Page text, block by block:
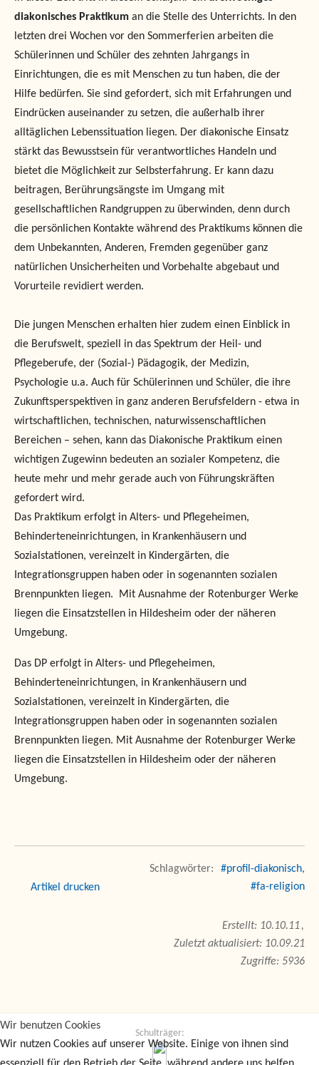
diakonisches Praktikum an die Stelle des Unterrichts. In den
letzten drei Wochen vor den Sommerferien arbeiten die
Schülerinnen und Schüler des zehnten Jahrgangs in
Einrichtungen, die es mit Menschen zu tun haben, die der
Hilfe bedürfen. Sie sind gefordert, sich mit Erfahrungen und
Eindrücken auseinander zu setzen, die außerhalb ihrer
alltäglichen Lebenssituation liegen. Der diakonische Einsatz
stärkt das Bewusstsein für verantwortliches Handeln und
bietet die Möglichkeit zur Selbsterfahrung. Er kann dazu
beitragen, Berührungsängste im Umgang mit
gesellschaftlichen Randgruppen zu überwinden, denn durch
die persönlichen Kontakte während des Praktikums können die
dem Unbekannten, Anderen, Fremden gegenüber ganz
natürlichen Unsicherheiten und Vorbehalte abgebaut und
Vorurteile revidiert werden.
Die jungen Menschen erhalten hier zudem einen Einblick in
die Berufswelt, speziell in das Spektrum der Heil- und
Pflegeberufe, der (Sozial-) Pädagogik, der Medizin,
Psychologie u.a. Auch für Schülerinnen und Schüler, die ihre
Zukunftsperspektiven in ganz anderen Berufsfeldern - etwa in
wirtschaftlichen, technischen, naturwissenschaftlichen
Bereichen – sehen, kann das Diakonische Praktikum einen
wichtigen Zugewinn bedeuten an sozialer Kompetenz, die
heute mehr und mehr gerade auch von Führungskräften
gefordert wird.
Das Praktikum erfolgt in Alters- und Pflegeheimen,
Behinderteneinrichtungen, in Krankenhäusern und
Sozialstationen, vereinzelt in Kindergärten, die
Integrationsgruppen haben oder in sogenannten sozialen
Brennpunkten liegen. Mit Ausnahme der Rotenburger Werke
liegen die Einsatzstellen in Hildesheim oder der näheren
Umgebung.
Das DP erfolgt in Alters- und Pflegeheimen,
Behinderteneinrichtungen, in Krankenhäusern und
Sozialstationen, vereinzelt in Kindergärten, die
Integrationsgruppen haben oder in sogenannten sozialen
Brennpunkten liegen. Mit Ausnahme der Rotenburger Werke
liegen die Einsatzstellen in Hildesheim oder der näheren
Umgebung.
drucken
#profil-diakonisch
#fa-religion
10.10.11
Zuletzt aktualisiert: 10.09.21
Zugriffe: 5936
Schulträger:
Wir benutzen Cookies
Wir nutzen Cookies auf unserer Website. Einige von ihnen sind